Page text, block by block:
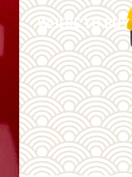
WHERE TO BUY